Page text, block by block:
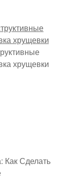
хрущевки
Сделать